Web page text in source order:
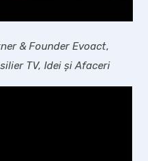
& Founder Evoact,
TV, Idei și Afaceri